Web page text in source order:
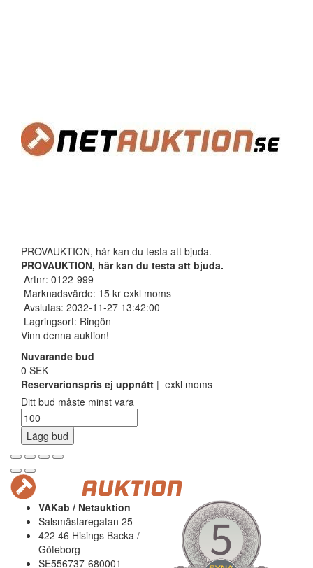
PROVAUKTION, här kan du testa att bjuda.
PROVAUKTION, här kan du testa att bjuda.
Artnr: 0122-999
Marknadsvärde: 15 kr exkl moms
Avslutas: 2032-11-27 13:42:00
Lagringsort: Ringön
Vinn denna auktion!
Nuvarande bud
0 SEK
Reservarionspris ej uppnått | exkl moms
Ditt bud måste minst vara
Lägg bud
VAKab / Netauktion
Salsmästaregatan 25
422 46 Hisings Backa /
Göteborg
SE556737-680001